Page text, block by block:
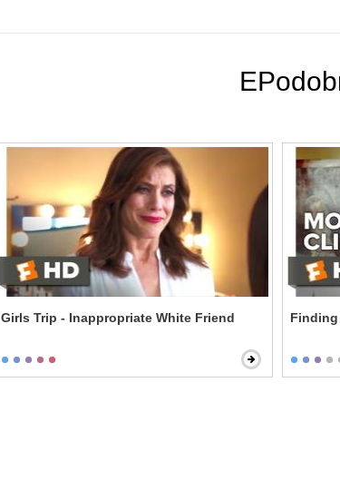
Girls Trip - Inappropriate White Friend Finding